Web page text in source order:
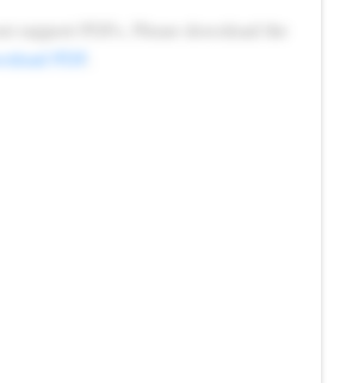
support PDFs. Please download the
PDF